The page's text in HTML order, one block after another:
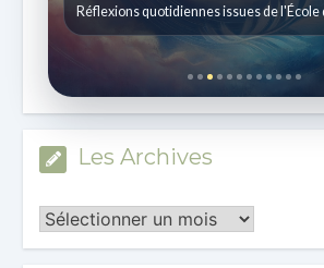
Réflexions quotidiennes issues de l'École
Les Archives
Les
Archives